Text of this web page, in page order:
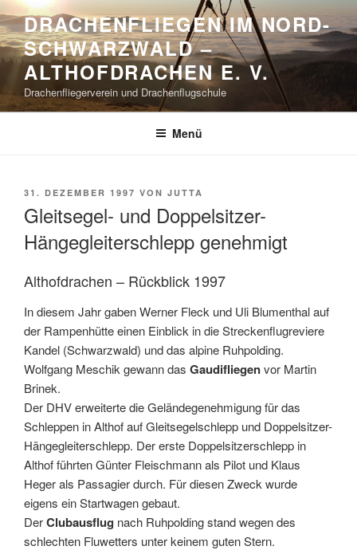
Zum
Inhalt
springen
DRACHENFLIEGEN IM NORD-
SCHWARZWALD –
ALTHOFDRACHEN E. V.
Drachenfliegerverein und Drachenflugschule
Menü
VERÖFFENTLICHT
31. DEZEMBER 1997 VON JUTTA
Gleitsegel- und Doppelsitzer-
Hängegleiterschlepp genehmigt
Althofdrachen – Rückblick 1997
In diesem Jahr gaben Werner Fleck und Uli Blumenthal auf
der Rampenhütte einen Einblick in die Streckenflugreviere
Kandel (Schwarzwald) und das alpine Ruhpolding.
Wolfgang Meschik gewann das Gaudifliegenvor Martin
Brinek.
Der DHV erweiterte die Geländegenehmigung für das
Schleppen in Althof auf Gleitsegelschlepp und Doppelsitzer-
Hängegleiterschlepp. Der erste Doppelsitzerschlepp in
Althof führten Günter Fleischmann als Pilot und Klaus
Heger als Passagier durch. Für diesen Zweck wurde
eigens ein Startwagen gebaut.
DerClubausflug nach Ruhpolding stand wegen des
schlechten Fluwetters unter keinem guten Stern.